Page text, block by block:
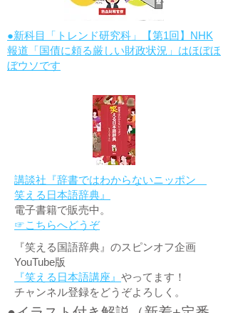
●新科目「トレンド研究科」【第1回】NHK
報道「国債に頼る厳しい財政状況」はほぼほ
ぼウソです
講談社『辞書ではわからないニッポン
笑える日本語辞典』
電子書籍で販売中。
☞こちらへどうぞ
『笑える国語辞典』のスピンオフ企画
YouTube版
『笑える日本語講座』 やってます！
チャンネル登録をどうぞよろしく。